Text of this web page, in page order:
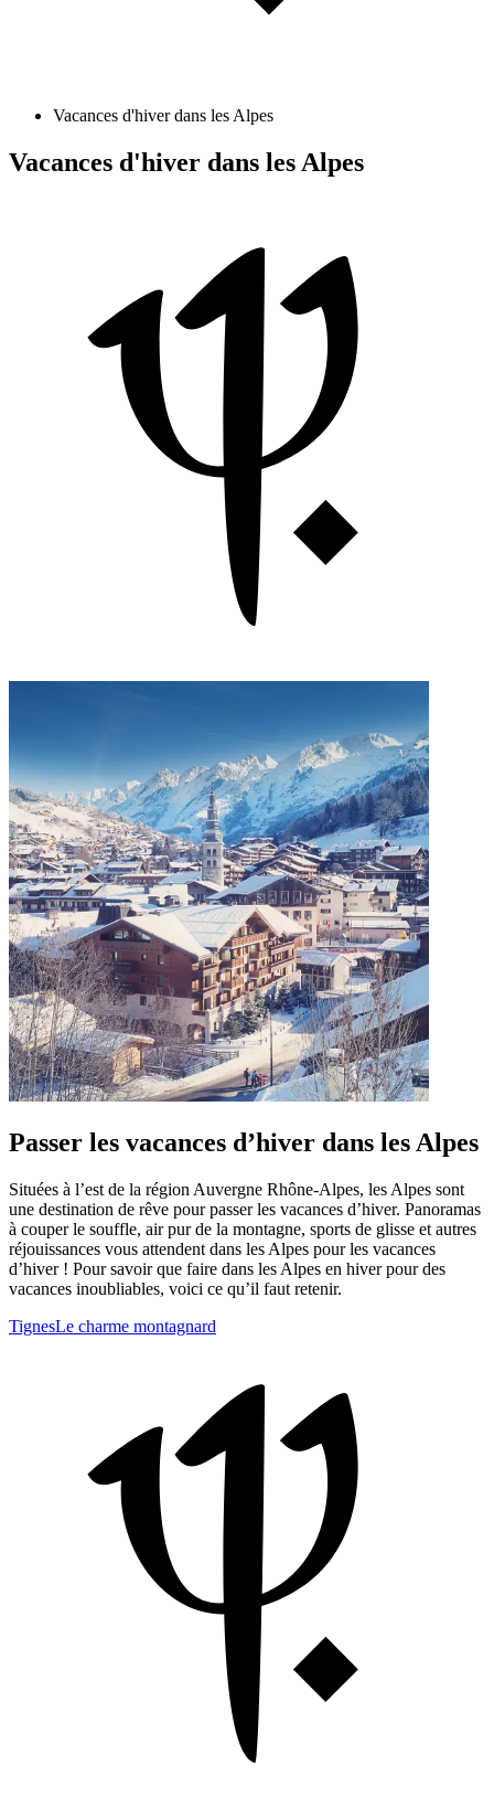
Vacances d'hiver dans les Alpes
Vacances d'hiver dans les Alpes
Passer les vacances d’hiver dans les Alpes
Situées à l’est de la région Auvergne Rhône-Alpes, les Alpes sont
une destination de rêve pour passer les vacances d’hiver. Panoramas
à couper le souffle, air pur de la montagne, sports de glisse et autres
réjouissances vous attendent dans les Alpes pour les vacances
d’hiver ! Pour savoir que faire dans les Alpes en hiver pour des
vacances inoubliables, voici ce qu’il faut retenir.
TignesLe charme montagnard